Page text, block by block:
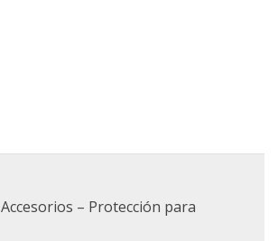
Accesorios – Protección para